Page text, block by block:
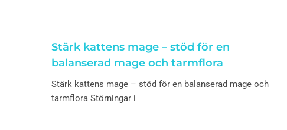
Stärk kattens mage – stöd för en
balanserad mage och tarmflora
Stärk kattens mage – stöd för en balanserad mage och
tarmflora Störningar i